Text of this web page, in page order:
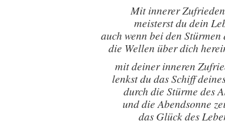
Mit innerer
meisterst du dein
auch wenn bei den Stürmen
die Wellen über dich
mit deiner inneren
lenkst du das Schiff
durch die Stürme des
und die Abendsonne
das Glück des